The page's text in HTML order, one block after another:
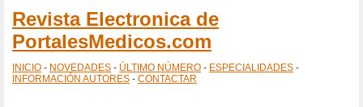
Revista Electronica de
PortalesMedicos.com
INICIO - NOVEDADES - ÚLTIMO NÚMERO - ESPECIALIDADES -
INFORMACIÓN AUTORES - CONTACTAR